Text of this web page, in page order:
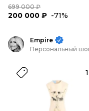
699 000 ₽
200 000 ₽ -71%
Empire
Персональный
1